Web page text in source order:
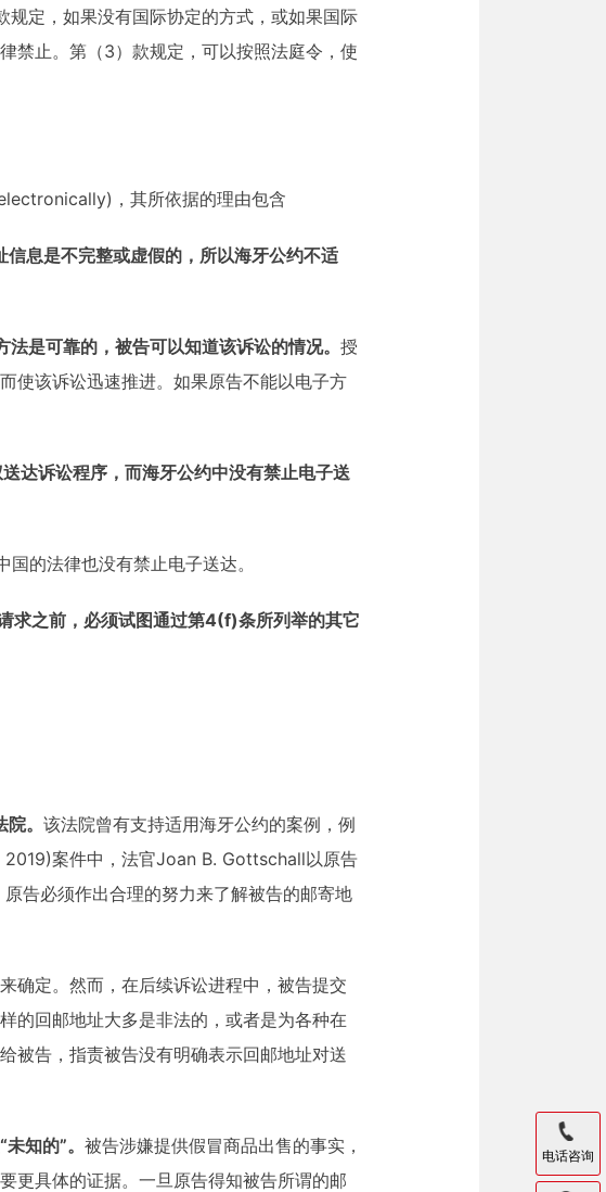
定，如果没有国际协定的方式，或如果国际
禁止。第（3）款规定，可以按照法庭令，使
，其所依据的理由包含
信息是不完整或虚假的，所以海牙公约不适
是可靠的，被告可以知道该诉讼的情况。 授
使该诉讼迅速推进。如果原告不能以电子方
达诉讼程序，而海牙公约中没有禁止电子送
国的法律也没有禁止电子送达。
求之前，必须试图通过第4(f)条所列举的其它
。 该法院曾有支持适用海牙公约的案例，例
案件中，法官Joan B. Gottschall以原告
告必须作出合理的努力来了解被告的邮寄地
确定。然而，在后续诉讼进程中，被告提交
的回邮地址大多是非法的，或者是为各种在
被告，指责被告没有明确表示回邮地址对送
知的”。 被告涉嫌提供假冒商品出售的事实，
更具体的证据。一旦原告得知被告所谓的邮
电话咨询